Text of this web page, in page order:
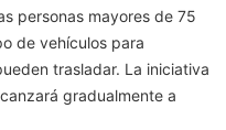
personas mayores de 75
de vehículos para
trasladar. La iniciativa
gradualmente a